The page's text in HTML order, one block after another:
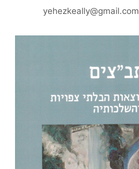
yehezkeally@gmail.com